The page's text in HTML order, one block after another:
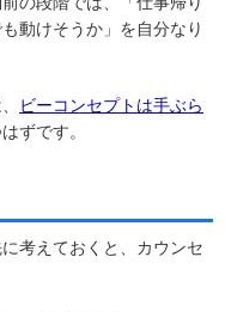
動けそうか」を自分なり
ビーコンセプトは手ぶら
ずです。
考えておくと、カウンセ